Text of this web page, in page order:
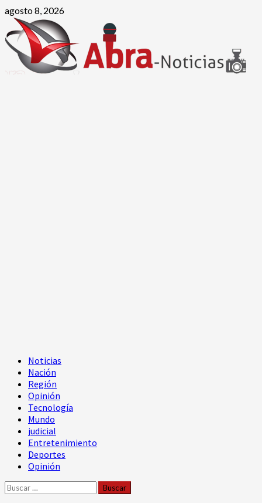
Saltar
contenido
agosto 8, 2026
Menú
principal
Noticias
Nación
Región
Opinión
Tecnología
Mundo
judicial
Entretenimiento
Deportes
Opinión
Buscar: